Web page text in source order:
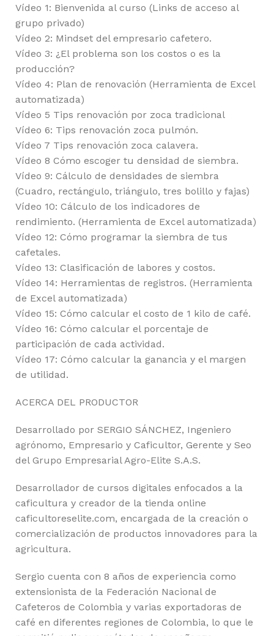
Vídeo 1: Bienvenida al curso (Links de acceso al
grupo privado)
Vídeo 2: Mindset del empresario cafetero.
Vídeo 3: ¿El problema son los costos o es la
producción?
Vídeo 4: Plan de renovación (Herramienta de Excel
automatizada)
Vídeo 5 Tips renovación por zoca tradicional
Vídeo 6: Tips renovación zoca pulmón.
Vídeo 7 Tips renovación zoca calavera.
Vídeo 8 Cómo escoger tu densidad de siembra.
Vídeo 9: Cálculo de densidades de siembra
(Cuadro, rectángulo, triángulo, tres bolillo y fajas)
Vídeo 10: Cálculo de los indicadores de
rendimiento. (Herramienta de Excel automatizada)
Vídeo 12: Cómo programar la siembra de tus
cafetales.
Vídeo 13: Clasificación de labores y costos.
Vídeo 14: Herramientas de registros. (Herramienta
de Excel automatizada)
Vídeo 15: Cómo calcular el costo de 1 kilo de café.
Vídeo 16: Cómo calcular el porcentaje de
participación de cada actividad.
Vídeo 17: Cómo calcular la ganancia y el margen
de utilidad.
ACERCA DEL PRODUCTOR
Desarrollado por SERGIO SÁNCHEZ, Ingeniero
agrónomo, Empresario y Caficultor, Gerente y Seo
del Grupo Empresarial Agro-Elite S.A.S.
Desarrollador de cursos digitales enfocados a la
caficultura y creador de la tienda online
caficultoreselite.com, encargada de la creación o
comercialización de productos innovadores para la
agricultura.
Sergio cuenta con 8 años de experiencia como
extensionista de la Federación Nacional de
Cafeteros de Colombia y varias exportadoras de
café en diferentes regiones de Colombia, lo que le